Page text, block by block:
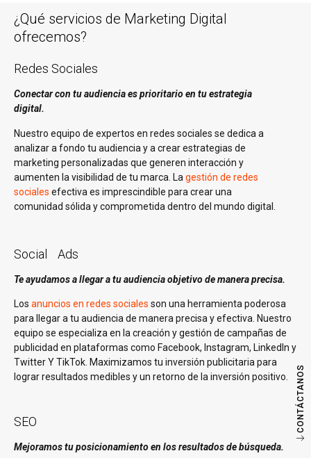
CONTÁCTANOS
¿Qué servicios de Marketing Digital
ofrecemos?
Redes Sociales
Conectar con tu audiencia es prioritario en tu estrategia
digital.
Nuestro equipo de expertos en redes sociales se dedica a
analizar a fondo tu audiencia y a crear estrategias de
marketing personalizadas que generen interacción y
aumenten la visibilidad de tu marca. La gestión de redes
sociales efectiva es imprescindible para crear una
comunidad sólida y comprometida dentro del mundo digital.
Social Ads
Te ayudamos a llegar a tu audiencia objetivo de manera precisa.
Los anuncios en redes sociales son una herramienta poderosa
para llegar a tu audiencia de manera precisa y efectiva. Nuestro
equipo se especializa en la creación y gestión de campañas de
publicidad en plataformas como Facebook, Instagram, LinkedIn y
Twitter Y TikTok. Maximizamos tu inversión publicitaria para
lograr resultados medibles y un retorno de la inversión positivo.
SEO
Mejoramos tu posicionamiento en los resultados de búsqueda.